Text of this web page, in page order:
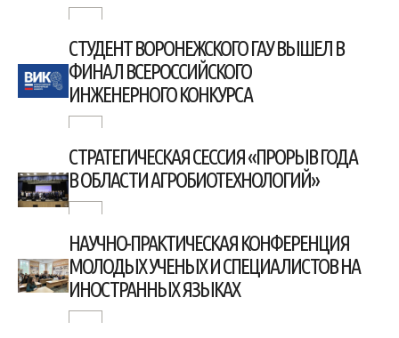
СТУДЕНТ ВОРОНЕЖСКОГО ГАУ ВЫШЕЛ В
ФИНАЛ ВСЕРОССИЙСКОГО
ИНЖЕНЕРНОГО КОНКУРСА
СТРАТЕГИЧЕСКАЯ СЕССИЯ «ПРОРЫВ ГОДА
В ОБЛАСТИ АГРОБИОТЕХНОЛОГИЙ»
НАУЧНО-ПРАКТИЧЕСКАЯ КОНФЕРЕНЦИЯ
МОЛОДЫХ УЧЕНЫХ И СПЕЦИАЛИСТОВ НА
ИНОСТРАННЫХ ЯЗЫКАХ